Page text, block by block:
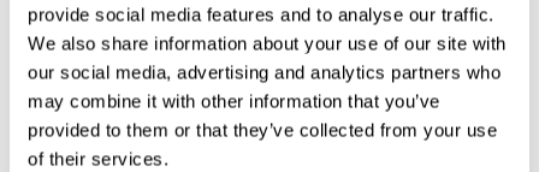
provide social media features and to analyse our traffic.
We also share information about your use of our site with
our social media, advertising and analytics partners who
may combine it with other information that you’ve
provided to them or that they’ve collected from your use
of their services.
a los jugadores aprender unos de otros, compartir
estrategias e incluso participar en competiciones
amistosas. La capacidad de la plataforma para conectar
a jugadores de diferentes niveles de habilidad y
ubicaciones geográficas es un testimonio del atractivo
universal del ajedrez y el poder unificador de la
tecnología.